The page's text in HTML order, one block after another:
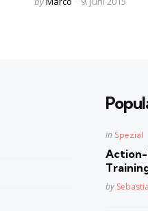
Posted
in Spezial
Action-
Posted
by